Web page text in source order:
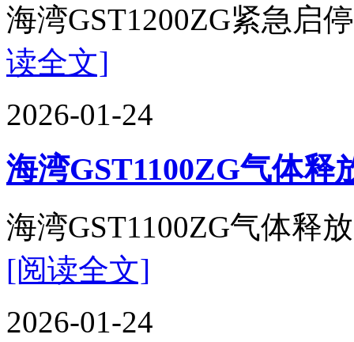
海湾GST1200ZG紧急启
读全文]
2026-01-24
海湾GST1100ZG气体释
海湾GST1100ZG气体释
[阅读全文]
2026-01-24